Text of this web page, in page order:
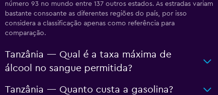
número 93 no mundo entre 137 outros estados. As estradas variam
bastante consoante as diferentes regiões do país, por isso
considera a classificação apenas como referência para
comparação.
Tanzânia — Qual é a taxa máxima de
álcool no sangue permitida?
Tanzânia — Quanto custa a gasolina?